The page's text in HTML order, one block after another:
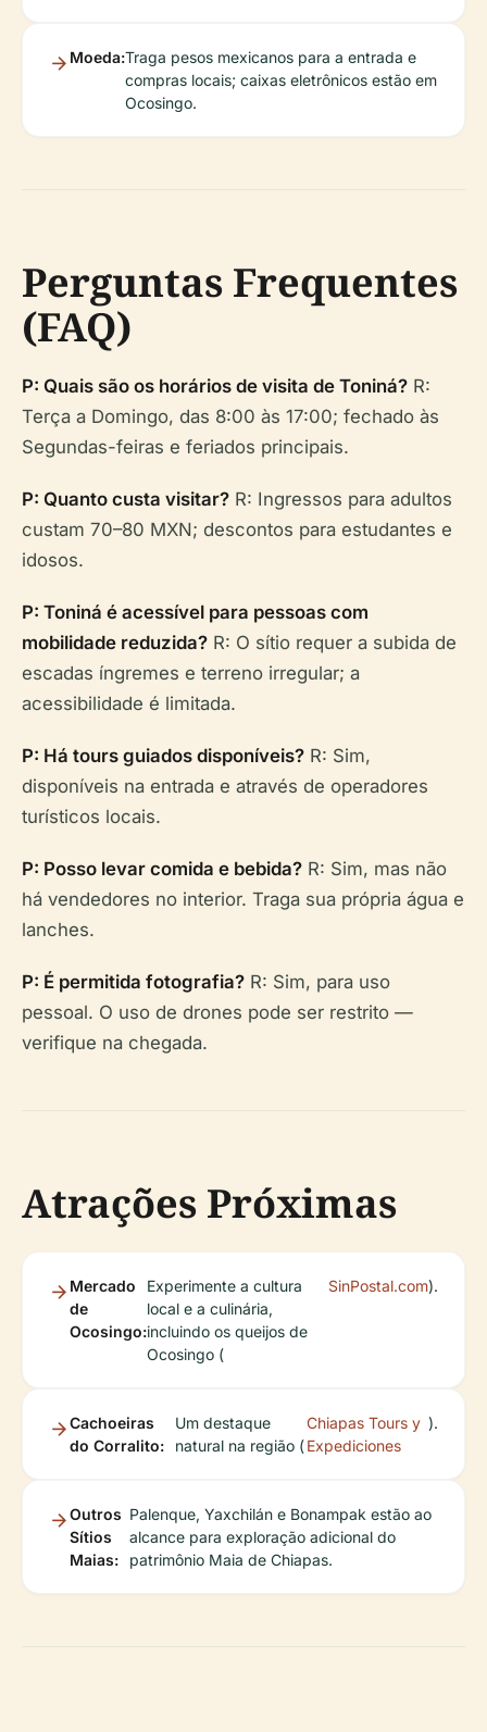
Moeda:Traga pesos mexicanos para a entrada e
compras locais; caixas eletrônicos estão em
Ocosingo.
Perguntas Frequentes
(FAQ)
P: Quais são os horários de visita de Toniná? R:
Terça a Domingo, das 8:00 às 17:00; fechado às
Segundas-feiras e feriados principais.
P: Quanto custa visitar? R: Ingressos para adultos
custam 70–80 MXN; descontos para estudantes e
idosos.
P: Toniná é acessível para pessoas com
mobilidade reduzida? R: O sítio requer a subida de
escadas íngremes e terreno irregular; a
acessibilidade é limitada.
P: Há tours guiados disponíveis? R: Sim,
disponíveis na entrada e através de operadores
turísticos locais.
P: Posso levar comida e bebida? R: Sim, mas não
há vendedores no interior. Traga sua própria água e
lanches.
P: É permitida fotografia? R: Sim, para uso
pessoal. O uso de drones pode ser restrito —
verifique na chegada.
Atrações Próximas
Mercado
de
Ocosingo:
Experimente a cultura
local e a culinária,
incluindo os queijos de
Ocosingo (
SinPostal.com).
Cachoeiras
do Corralito:
Um destaque
natural na região (
Chiapas Tours y
Expediciones
).
Outros
Sítios
Maias:
Palenque, Yaxchilán e Bonampak estão ao
alcance para exploração adicional do
patrimônio Maia de Chiapas.